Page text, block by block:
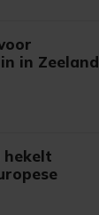
in Zeeland
hekelt